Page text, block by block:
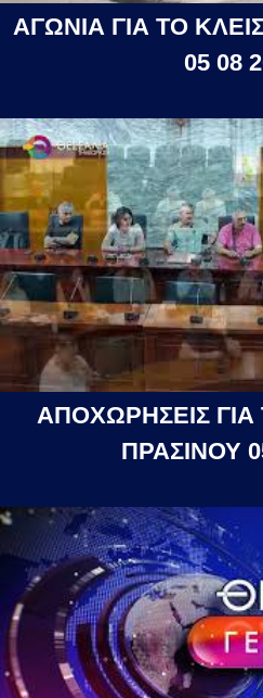
ΑΓΩΝΙΑ ΓΙΑ ΤΟ
05 08
ΑΠΟΧΩΡΗΣΕΙΣ
ΠΡΑΣΙΝΟΥ